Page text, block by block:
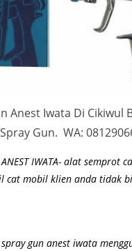
Anest Iwata Di Cikiwul
Gun. WA:
ANEST IWATA- alat semprot
cat mobil klien anda tidak
gun anest iwata